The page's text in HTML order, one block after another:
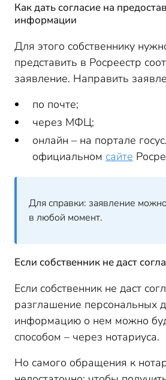
Как дать согласие на
информации
Для этого собственнику
представить в Росреестр
заявление. Направить
по почте;
через МФЦ;
онлайн – на портале
официальном сайте
Для справки: заявление
в любой момент.
Если собственник не даст
Если собственник не даст
разглашение персональных
информацию о нем можно
способом – через нотариуса.
Но самого обращения к